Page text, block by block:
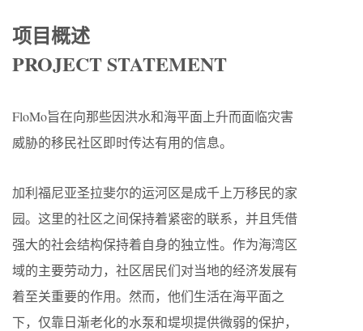
项目概述
PROJECT STATEMENT
FloMo旨在向那些因洪水和海平面上升而面临灾害
威胁的移民社区即时传达有用的信息。
加利福尼亚圣拉斐尔的运河区是成千上万移民的家
园。这里的社区之间保持着紧密的联系，并且凭借
强大的社会结构保持着自身的独立性。作为海湾区
域的主要劳动力，社区居民们对当地的经济发展有
着至关重要的作用。然而，他们生活在海平面之
下，仅靠日渐老化的水泵和堤坝提供微弱的保护，